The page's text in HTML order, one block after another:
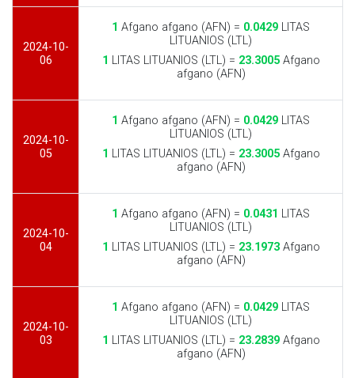
2024-10-
06
1 Afgano afgano (AFN) = 0.0429 LITAS
LITUANIOS (LTL)
1 LITAS LITUANIOS (LTL) = 23.3005Afgano
afgano (AFN)
2024-10-
05
1 Afgano afgano (AFN) = 0.0429 LITAS
LITUANIOS (LTL)
1 LITAS LITUANIOS (LTL) = 23.3005Afgano
afgano (AFN)
2024-10-
04
1 Afgano afgano (AFN) = 0.0431 LITAS
LITUANIOS (LTL)
1 LITAS LITUANIOS (LTL) = 23.1973Afgano
afgano (AFN)
2024-10-
03
1 Afgano afgano (AFN) = 0.0429 LITAS
LITUANIOS (LTL)
1 LITAS LITUANIOS (LTL) = 23.2839Afgano
afgano (AFN)